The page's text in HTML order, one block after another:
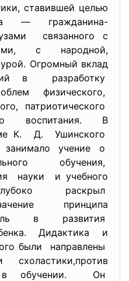
ставившей целью
— гражданина-
связанного с
с народной,
Огромный вклад
в разработку
физического,
патриотического
воспитания. В
К. Д. Ушинского
учение о
обучения,
науки и учебного
раскрыл
принципа
в развития
Дидактика и
были направлены
в обучении. Он